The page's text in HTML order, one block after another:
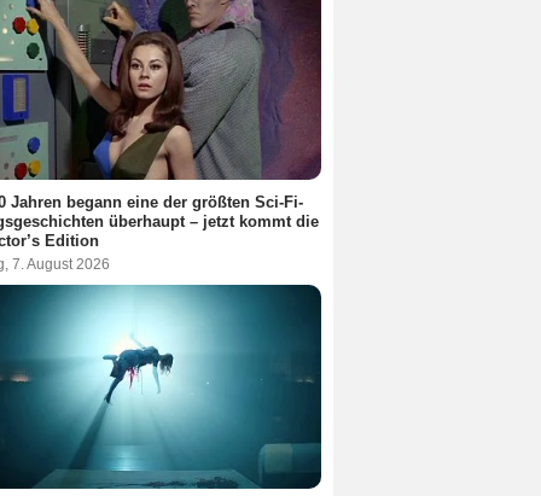
Jahren begann eine der größten Sci-Fi-
überhaupt – jetzt kommt die
Edition
7. August 2026